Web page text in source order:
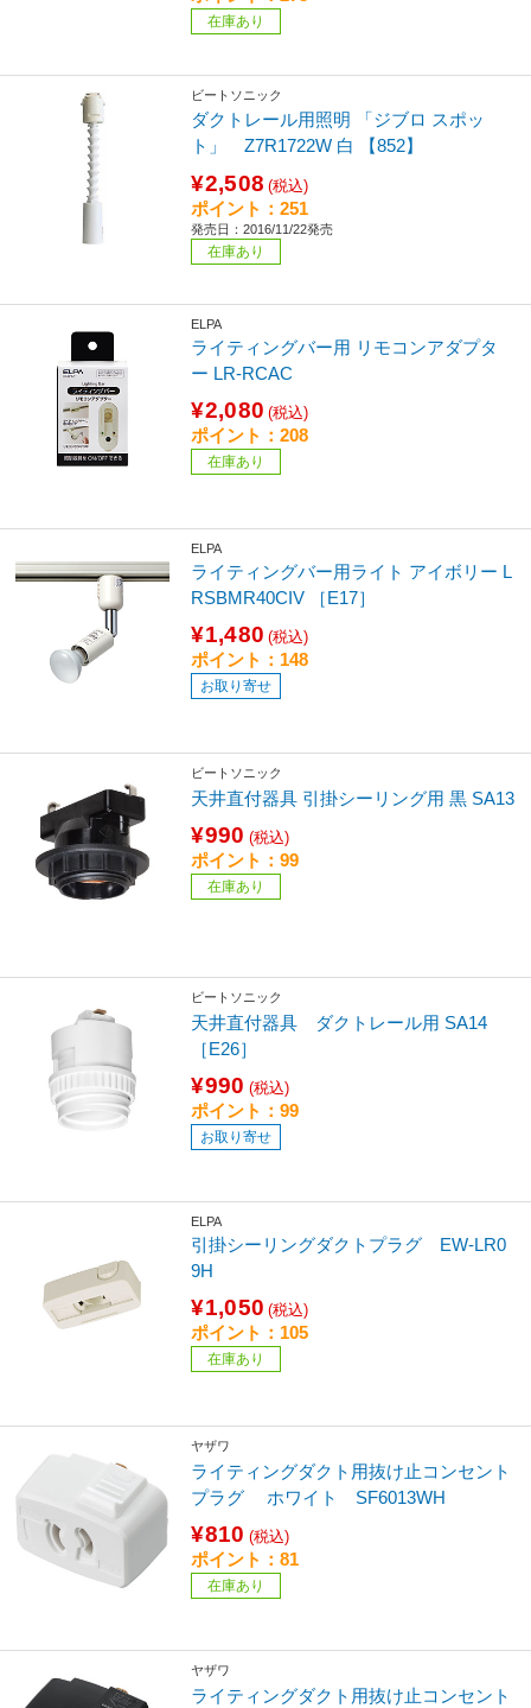
在庫あり
ビートソニック
ダクトレール用照明 「ジブロ スポッ
ト」 Z7R1722W 白 【852】
¥2,508 (税込)
ポイント：251
発売日：2016/11/22発売
在庫あり
ELPA
ライティングバー用 リモコンアダプタ
ー LR-RCAC
¥2,080 (税込)
ポイント：208
在庫あり
ELPA
ライティングバー用ライト アイボリー L
RSBMR40CIV ［E17］
¥1,480 (税込)
ポイント：148
お取り寄せ
ビートソニック
天井直付器具 引掛シーリング用 黒 SA13
¥990 (税込)
ポイント：99
在庫あり
ビートソニック
天井直付器具 ダクトレール用 SA14
［E26］
¥990 (税込)
ポイント：99
お取り寄せ
ELPA
引掛シーリングダクトプラグ EW-LR0
9H
¥1,050 (税込)
ポイント：105
在庫あり
ヤザワ
ライティングダクト用抜け止コンセント
プラグ ホワイト SF6013WH
¥810 (税込)
ポイント：81
在庫あり
ヤザワ
ライティングダクト用抜け止コンセント